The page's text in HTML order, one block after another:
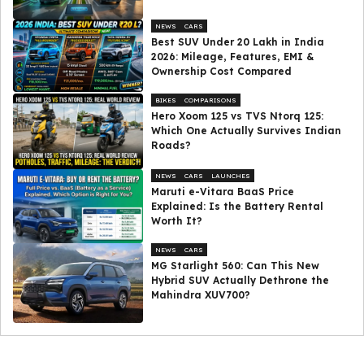
NEWS CARS
Best SUV Under ₹20 Lakh in India
2026: Mileage, Features, EMI &
Ownership Cost Compared
BIKES COMPARISONS
Hero Xoom 125 vs TVS Ntorq 125:
Which One Actually Survives Indian
Roads?
NEWS CARS LAUNCHES
Maruti e-Vitara BaaS Price
Explained: Is the Battery Rental
Worth It?
NEWS CARS
MG Starlight 560: Can This New
Hybrid SUV Actually Dethrone the
Mahindra XUV700?